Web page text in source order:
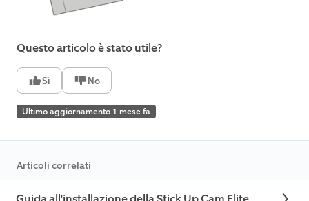
Questo articolo è stato utile?
Sì No
Ultimo aggiornamento 1 mese fa
Articoli correlati